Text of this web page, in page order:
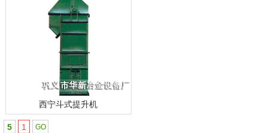
西宁斗式提升机
5 1